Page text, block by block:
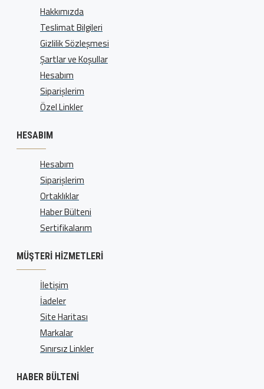
Hakkımızda
Teslimat Bilgileri
Gizlilik Sözleşmesi
Şartlar ve Koşullar
Hesabım
Siparişlerim
Özel Linkler
HESABIM
Hesabım
Siparişlerim
Ortaklıklar
Haber Bülteni
Sertifikalarım
MÜŞTERI HIZMETLERI
İletişim
İadeler
Site Haritası
Markalar
Sınırsız Linkler
HABER BÜLTENI